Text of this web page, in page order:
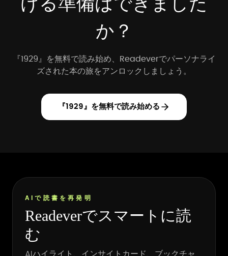
か？
『1929』を無料で読み始め、Readeverでパーソナライ
ズされた本の旅をアンロックしましょう。
『1929』を無料で読み始める
AIで読書を再発明
Readeverでスマートに読
む
AIハイライト、インサイトカード、ブックチャ